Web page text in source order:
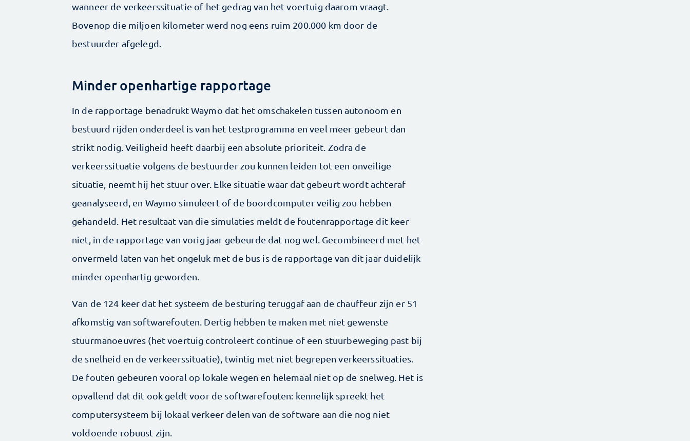
wanneer de verkeerssituatie of het gedrag van het voertuig daarom vraagt.
Bovenop die miljoen kilometer werd nog eens ruim 200.000 km door de
bestuurder afgelegd.
Minder openhartige rapportage
In de rapportage benadrukt Waymo dat het omschakelen tussen autonoom en
bestuurd rijden onderdeel is van het testprogramma en veel meer gebeurt dan
strikt nodig. Veiligheid heeft daarbij een absolute prioriteit. Zodra de
verkeerssituatie volgens de bestuurder zou kunnen leiden tot een onveilige
situatie, neemt hij het stuur over. Elke situatie waar dat gebeurt wordt achteraf
geanalyseerd, en Waymo simuleert of de boordcomputer veilig zou hebben
gehandeld. Het resultaat van die simulaties meldt de foutenrapportage dit keer
niet, in de rapportage van vorig jaar gebeurde dat nog wel. Gecombineerd met het
onvermeld laten van het ongeluk met de bus is de rapportage van dit jaar duidelijk
minder openhartig geworden.
Van de 124 keer dat het systeem de besturing teruggaf aan de chauffeur zijn er 51
afkomstig van softwarefouten. Dertig hebben te maken met niet gewenste
stuurmanoeuvres (het voertuig controleert continue of een stuurbeweging past bij
de snelheid en de verkeerssituatie), twintig met niet begrepen verkeerssituaties.
De fouten gebeuren vooral op lokale wegen en helemaal niet op de snelweg. Het is
opvallend dat dit ook geldt voor de softwarefouten: kennelijk spreekt het
computersysteem bij lokaal verkeer delen van de software aan die nog niet
voldoende robuust zijn.